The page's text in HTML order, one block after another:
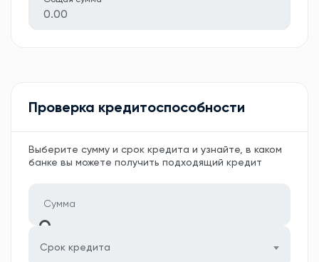
0.00
Проверка кредитоспособности
Выберите сумму и срок кредита и узнайте, в каком
банке вы можете получить подходящий кредит
Срок кредита